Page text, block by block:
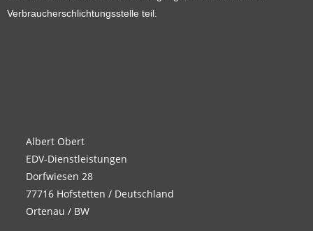
Verbraucherschlichtungsstelle teil.
Albert Obert
EDV-Dienstleistungen
Dorfwiesen 28
77716 Hofstetten / Deutschland
Ortenau / BW